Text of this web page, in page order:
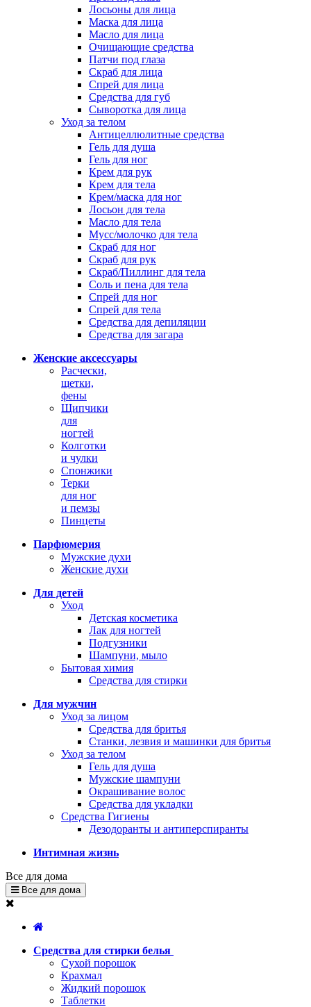
Лосьоны для лица
Маска для лица
Масло для лица
Очищающие средства
Патчи под глаза
Скраб для лица
Спрей для лица
Средства для губ
Сыворотка для лица
Уход за телом
Антицеллюлитные средства
Гель для душа
Гель для ног
Крем для рук
Крем для тела
Крем/маска для ног
Лосьон для тела
Масло для тела
Мусс/молочко для тела
Скраб для ног
Скраб для рук
Скраб/Пиллинг для тела
Соль и пена для тела
Спрей для ног
Спрей для тела
Средства для депиляции
Средства для загара
Женские аксессуары
Расчески,
щетки,
фены
Щипчики
для
ногтей
Колготки
и чулки
Спонжики
Терки
для ног
и пемзы
Пинцеты
Парфюмерия
Мужские духи
Женские духи
Для детей
Уход
Детская косметика
Лак для ногтей
Подгузники
Шампуни, мыло
Бытовая химия
Средства для стирки
Для мужчин
Уход за лицом
Средства для бритья
Станки, лезвия и машинки для бритья
Уход за телом
Гель для душа
Мужские шампуни
Окрашивание волос
Средства для укладки
Средства Гигиены
Дезодоранты и антиперспиранты
Интимная жизнь
Все для дома
Все для дома
Средства для стирки белья
Сухой порошок
Крахмал
Жидкий порошок
Таблетки